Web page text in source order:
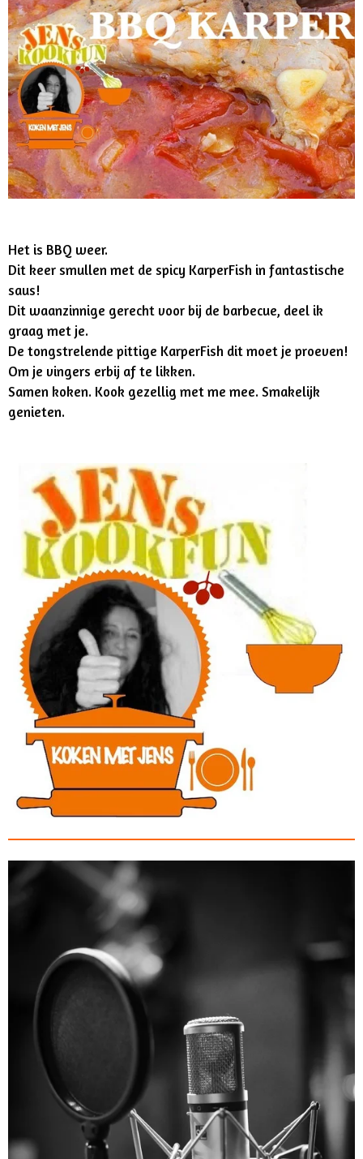
Het is BBQ weer.
Dit keer smullen met de spicy KarperFish in fantastische
saus!
Dit waanzinnige gerecht voor bij de barbecue, deel ik
graag met je.
De tongstrelende pittige KarperFish dit moet je proeven!
Om je vingers erbij af te likken.
Samen koken. Kook gezellig met me mee. Smakelijk
genieten.